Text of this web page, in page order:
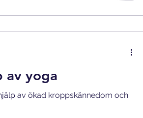
av yoga
av ökad kroppskännedom och